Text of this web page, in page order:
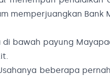
memperjuangkan Bank
bawah payung
beberapa